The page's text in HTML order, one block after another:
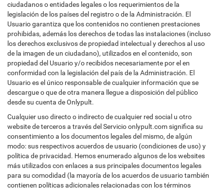
ciudadanos o entidades legales o los requerimientos de la
legislación de los países del registro o de la Administración. El
Usuario garantiza que los contenidos no contienen prestaciones
prohibidas, además los derechos de todas las instalaciones (incluso
los derechos exclusivos de propiedad intelectual y derechos al uso
de la imagen de un ciudadano), utilizados en el contenido, son
propiedad del Usuario y/o recibidos necesariamente por el en
conformidad con la legislación del país de la Administración. El
Usuario es el único responsable de cualquier información que se
descargue o que de otra manera llegue a disposición del público
desde su cuenta de Onlypult.
Cualquier uso directo o indirecto de cualquier red social u otro
website de terceros a través del Servicio onlypult.com significa su
consentimiento a los documentos legales del mismo, de algún
modo: sus respectivos acuerdos de usuario (condiciones de uso) y
política de privacidad. Hemos enumerado algunos de los websites
más utilizados con enlaces a sus principales documentos legales
para su comodidad (la mayoría de los acuerdos de usuario también
contienen políticas adicionales relacionadas con los términos